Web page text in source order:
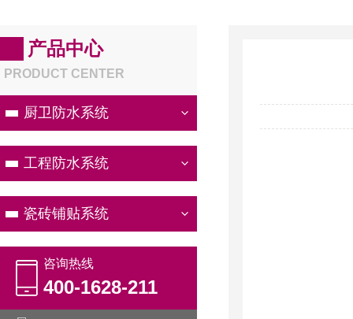
产品中心
PRODUCT CENTER
厨卫防水系统
工程防水系统
瓷砖铺贴系统
咨询热线
400-1628-211